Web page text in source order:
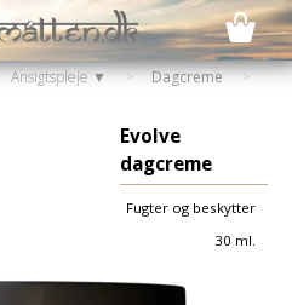
Ansigtspleje ▼ > Dagcreme
Evolve
dagcreme
Fugter og beskytter
30 ml.